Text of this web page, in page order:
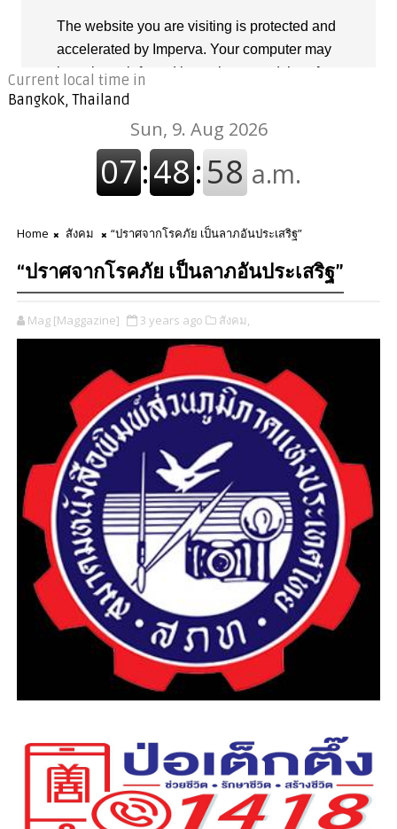
Current local time in
Bangkok, Thailand
Home สังคม “ปราศจากโรคภัย เป็นลาภอันประเสริฐ”
“ปราศจากโรคภัย เป็นลาภอันประเสริฐ”
Mag [Maggazine] 3 years ago สังคม,